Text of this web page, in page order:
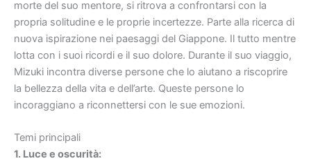
morte del suo mentore, si ritrova a confrontarsi con la
propria solitudine e le proprie incertezze. Parte alla ricerca di
nuova ispirazione nei paesaggi del Giappone. Il tutto mentre
lotta con i suoi ricordi e il suo dolore. Durante il suo viaggio,
Mizuki incontra diverse persone che lo aiutano a riscoprire
la bellezza della vita e dell’arte. Queste persone lo
incoraggiano a riconnettersi con le sue emozioni.
Temi principali
1. Luce e oscurità: